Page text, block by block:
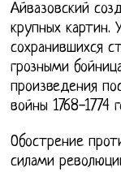
Айвазовский
крупных картин.
сохранившихся
грозными
произведения
войны 1768-1774
Обострение
силами